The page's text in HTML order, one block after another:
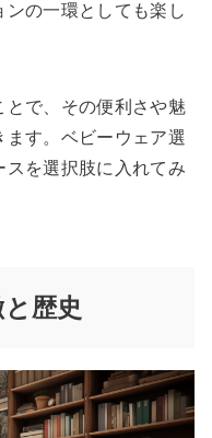
ンの一環としても楽し
とで、その便利さや魅
ます。ベビーウェア選
スを選択肢に入れてみ
歴史